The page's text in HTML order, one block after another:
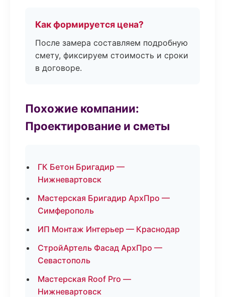
Как формируется цена?
После замера составляем подробную
смету, фиксируем стоимость и сроки
в договоре.
Похожие компании:
Проектирование и сметы
ГК Бетон Бригадир —
Нижневартовск
Мастерская Бригадир АрхПро —
Симферополь
ИП Монтаж Интерьер — Краснодар
СтройАртель Фасад АрхПро —
Севастополь
Мастерская Roof Pro —
Нижневартовск